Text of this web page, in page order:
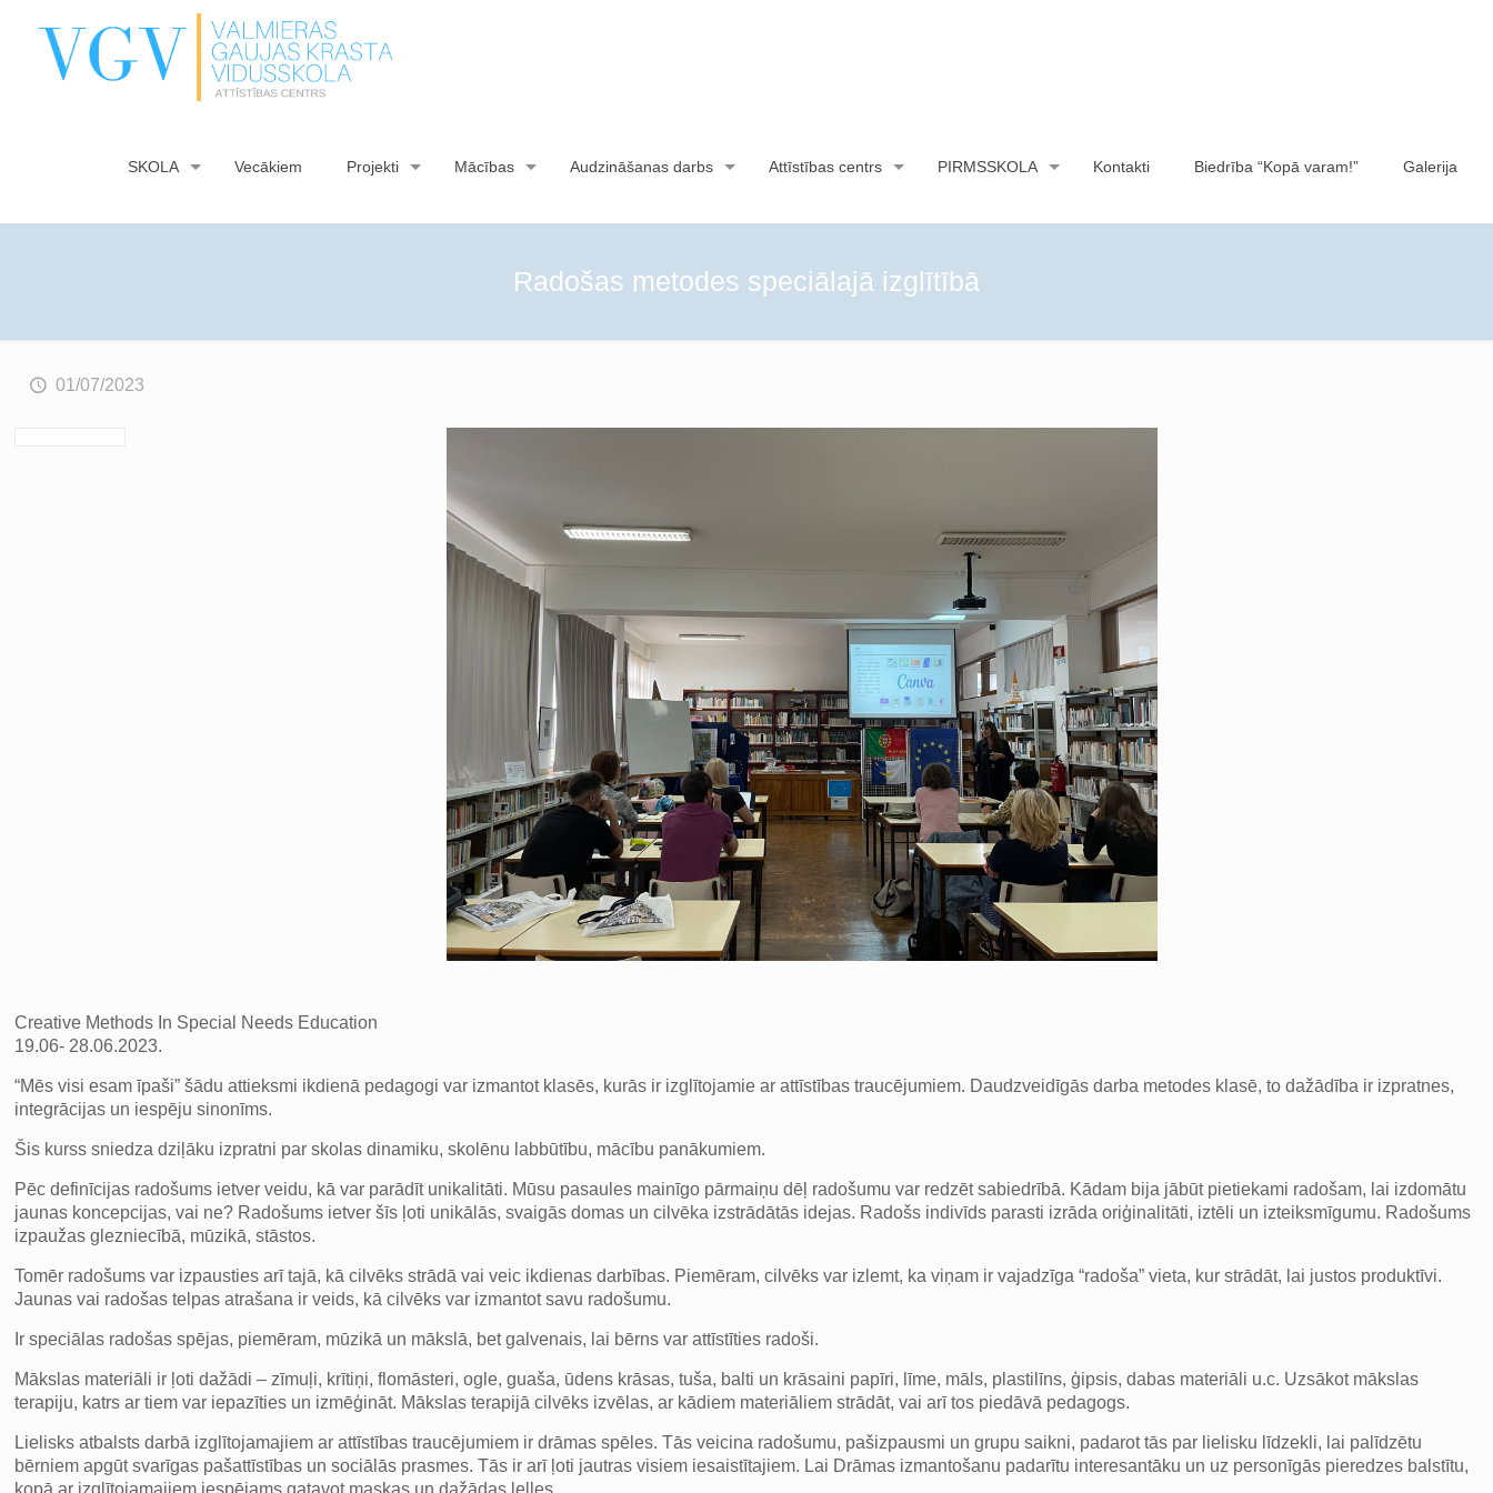
SKOLA Vecākiem Projekti Mācības Audzināšanas darbs Attīstības centrs PIRMSSKOLA Kontakti Biedrība “Kopā varam!” Galerija
Radošas metodes speciālajā izglītībā
01/07/2023
Creative Methods In Special Needs Education
19.06- 28.06.2023.
“Mēs visi esam īpaši” šādu attieksmi ikdienā pedagogi var izmantot klasēs, kurās ir izglītojamie ar attīstības traucējumiem. Daudzveidīgās darba metodes klasē, to dažādība ir izpratnes,
integrācijas un iespēju sinonīms.
Šis kurss sniedza dziļāku izpratni par skolas dinamiku, skolēnu labbūtību, mācību panākumiem.
Pēc definīcijas radošums ietver veidu, kā var parādīt unikalitāti. Mūsu pasaules mainīgo pārmaiņu dēļ radošumu var redzēt sabiedrībā. Kādam bija jābūt pietiekami radošam, lai izdomātu
jaunas koncepcijas, vai ne? Radošums ietver šīs ļoti unikālās, svaigās domas un cilvēka izstrādātās idejas. Radošs indivīds parasti izrāda oriģinalitāti, iztēli un izteiksmīgumu. Radošums
izpaužas glezniecībā, mūzikā, stāstos.
Tomēr radošums var izpausties arī tajā, kā cilvēks strādā vai veic ikdienas darbības. Piemēram, cilvēks var izlemt, ka viņam ir vajadzīga “radoša” vieta, kur strādāt, lai justos produktīvi.
Jaunas vai radošas telpas atrašana ir veids, kā cilvēks var izmantot savu radošumu.
Ir speciālas radošas spējas, piemēram, mūzikā un mākslā, bet galvenais, lai bērns var attīstīties radoši.
Mākslas materiāli ir ļoti dažādi – zīmuļi, krītiņi, flomāsteri, ogle, guaša, ūdens krāsas, tuša, balti un krāsaini papīri, līme, māls, plastilīns, ģipsis, dabas materiāli u.c. Uzsākot mākslas
terapiju, katrs ar tiem var iepazīties un izmēģināt. Mākslas terapijā cilvēks izvēlas, ar kādiem materiāliem strādāt, vai arī tos piedāvā pedagogs.
Lielisks atbalsts darbā izglītojamajiem ar attīstības traucējumiem ir drāmas spēles. Tās veicina radošumu, pašizpausmi un grupu saikni, padarot tās par lielisku līdzekli, lai palīdzētu
bērniem apgūt svarīgas pašattīstības un sociālās prasmes. Tās ir arī ļoti jautras visiem iesaistītajiem. Lai Drāmas izmantošanu padarītu interesantāku un uz personīgās pieredzes balstītu,
kopā ar izglītojamajiem iespējams gatavot maskas un dažādas lelles.